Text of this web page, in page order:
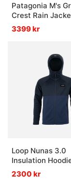
Patagonia M's
Crest Rain
3399 kr
Loop Nunas 3.0
Insulation
Blue
2300 kr